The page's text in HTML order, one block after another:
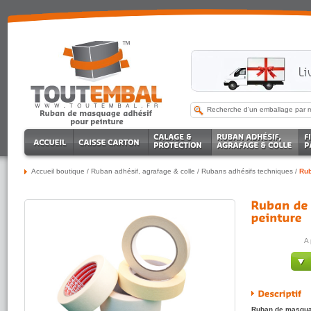
Accueil boutique / Ruban adhésif, agrafage & colle / Rubans adhésifs techniques /
A
Ruban de